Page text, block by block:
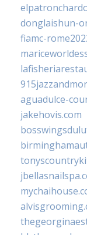
donglaishun-
fiamc-
aguadulce-
jakehovis.com